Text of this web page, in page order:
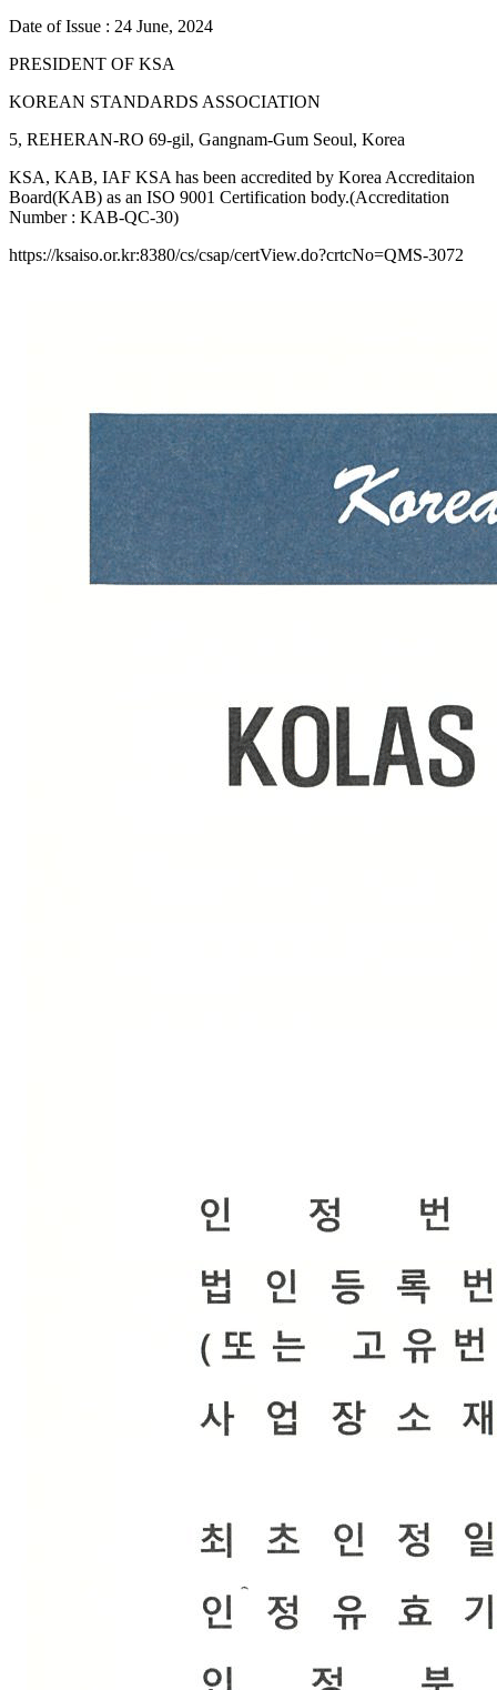
Date of Issue : 24 June, 2024
PRESIDENT OF KSA
KOREAN STANDARDS ASSOCIATION
5, REHERAN-RO 69-gil, Gangnam-Gum Seoul, Korea
KSA, KAB, IAF KSA has been accredited by Korea Accreditaion
Board(KAB) as an ISO 9001 Certification body.(Accreditation
Number : KAB-QC-30)
https://ksaiso.or.kr:8380/cs/csap/certView.do?crtcNo=QMS-3072